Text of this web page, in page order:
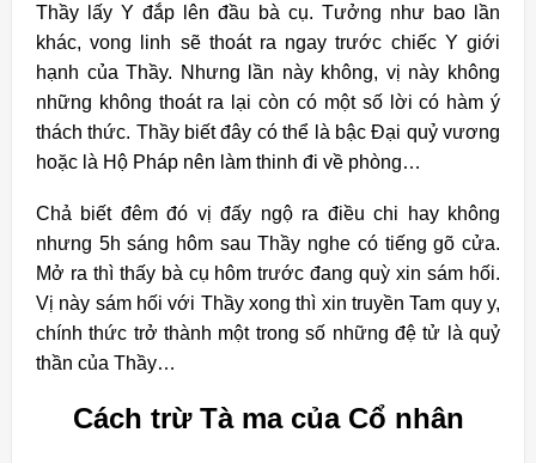
Thầy lấy Y đắp lên đầu bà cụ. Tưởng như bao lần
khác, vong linh sẽ thoát ra ngay trước chiếc Y giới
hạnh của Thầy. Nhưng lần này không, vị này không
những không thoát ra lại còn có một số lời có hàm ý
thách thức. Thầy biết đây có thể là bậc Đại quỷ vương
hoặc là Hộ Pháp nên làm thinh đi về phòng…
Chả biết đêm đó vị đấy ngộ ra điều chi hay không
nhưng 5h sáng hôm sau Thầy nghe có tiếng gõ cửa.
Mở ra thì thấy bà cụ hôm trước đang quỳ xin sám hối.
Vị này sám hối với Thầy xong thì xin truyền Tam quy y,
chính thức trở thành một trong số những đệ tử là quỷ
thần của Thầy…
Cách trừ Tà ma của Cổ nhân